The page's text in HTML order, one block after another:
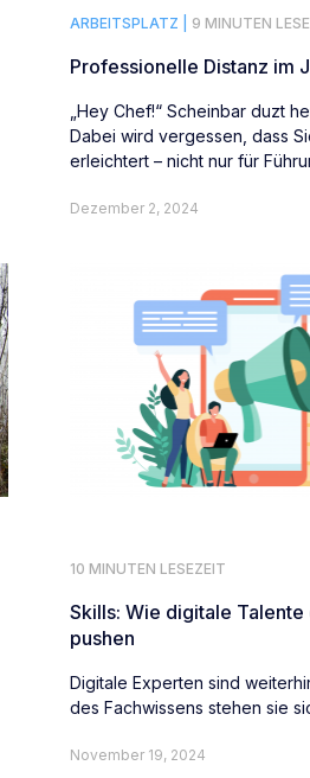
ARBEITSPLATZ | 9 MINUTEN
Professionelle Distanz im
„Hey Chef!“ Scheinbar duzt
Dabei wird vergessen, dass
erleichtert – nicht nur für
Dezember 2, 2024
10 MINUTEN LESEZEIT
Skills: Wie digitale
pushen
Digitale Experten sind
des Fachwissens stehen sie
November 19, 2024